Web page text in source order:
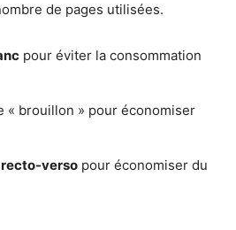
de pages utilisées.
pour éviter la consommation
« brouillon » pour économiser
recto-verso pour économiser du